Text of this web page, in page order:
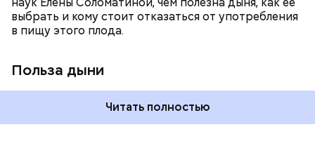
выбрать и кому стоит отказаться от употребления
в пищу этого плода.
Польза дыни
Читать полностью
По мнению специалиста, здоровому человеку
достаточно включать щавель в рацион несколько
раз в месяц. В небольших количествах в свежем